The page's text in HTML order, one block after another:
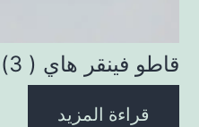
قاطو فينقر هاي ( 3)
قراءة المزيد